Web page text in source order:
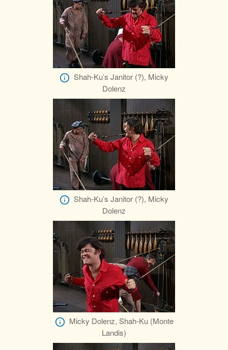
Shah-Ku’s Janitor (?), Micky
Dolenz
Shah-Ku’s Janitor (?), Micky
Dolenz
Micky Dolenz, Shah-Ku (Monte
Landis)